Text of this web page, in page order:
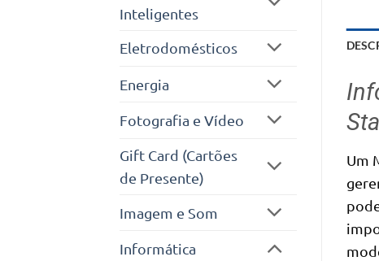
Inteligentes
Eletrodomésticos
Energia
Fotografia e Vídeo
Gift Card (Cartões
de Presente)
Imagem e Som
Informática
Um